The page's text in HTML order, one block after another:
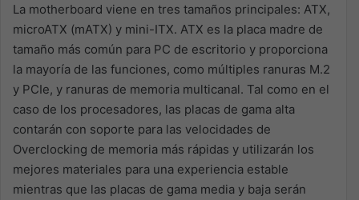
La motherboard viene en tres tamaños principales: ATX,
microATX (mATX) y mini-ITX. ATX es la placa madre de
tamaño más común para PC de escritorio y proporciona
la mayoría de las funciones, como múltiples ranuras M.2
y PCIe, y ranuras de memoria multicanal. Tal como en el
caso de los procesadores, las placas de gama alta
contarán con soporte para las velocidades de
Overclocking de memoria más rápidas y utilizarán los
mejores materiales para una experiencia estable
mientras que las placas de gama media y baja serán